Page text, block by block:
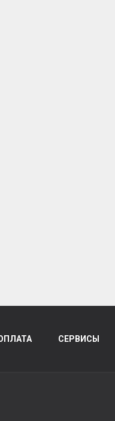
СЕРВИСЫ